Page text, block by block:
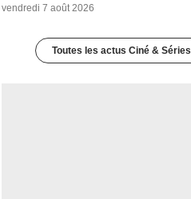
vendredi 7 août 2026
Toutes les actus Ciné & Séries